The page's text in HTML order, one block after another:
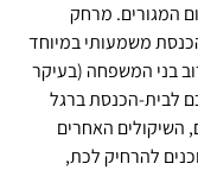
המגורים. מרחק
משמעותי במיוחד
בני המשפחה (בעיקר
לבית-הכנסת ברגל
השיקולים האחרים
להרחיק לכת,